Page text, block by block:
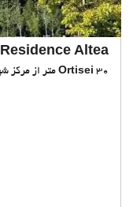
Residence Altea
Ortisei 30 متر از مرکز شهر